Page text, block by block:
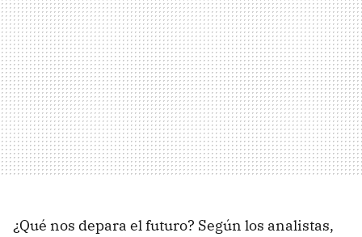
¿Qué nos depara el futuro? Según los analistas,